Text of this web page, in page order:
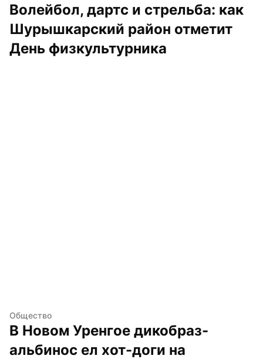
Волейбол, дартс и стрельба: как
Шурышкарский район отметит
День физкультурника
Общество
В Новом Уренгое дикобраз-
альбинос ел хот-доги на